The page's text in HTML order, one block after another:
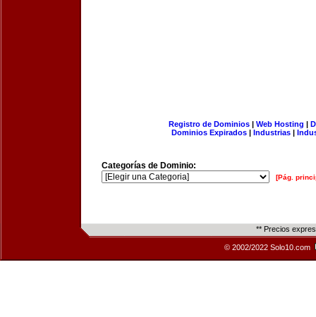
Registro de Dominios| Web Hosting |
Dominios Expirados | Industrias |
Categorías de Dominio:
[Pág.
** Precios
© 2002/2022 Solo10.com